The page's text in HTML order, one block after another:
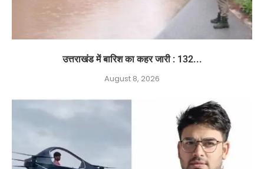
उत्तराखंड में बारिश का कहर जारी : 132...
August 8, 2026